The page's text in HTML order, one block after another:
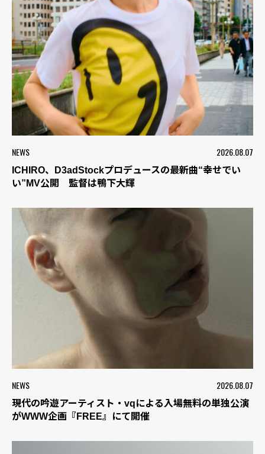
NEWS 2026.08.07
ICHIRO、D3adStockプロデュースの最新曲“幸せでい
い”MV公開 監督は鴨下大輝
NEWS 2026.08.07
現代の吟遊アーティスト・vqによる入場無料の単独公演
がWWW企画『FREE』にて開催